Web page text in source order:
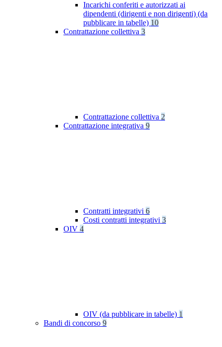
Incarichi conferiti e autorizzati ai
dipendenti (dirigenti e non dirigenti) (da
pubblicare in tabelle) 10
Contrattazione collettiva 3
Contrattazione collettiva 2
Contrattazione integrativa 9
Contratti integrativi 6
Costi contratti integrativi 3
OIV 4
OIV (da pubblicare in tabelle) 1
Bandi di concorso 9